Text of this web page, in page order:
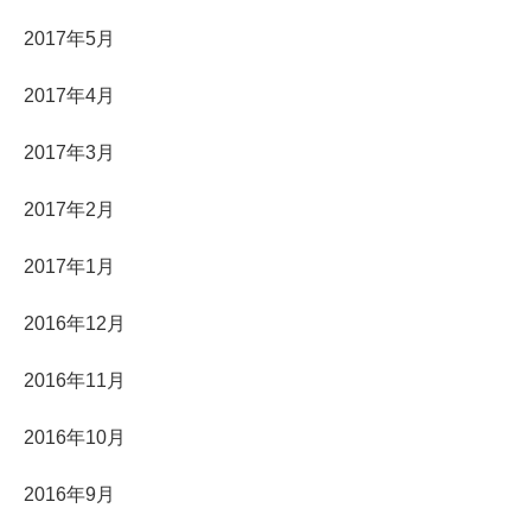
2017年5月
2017年4月
2017年3月
2017年2月
2017年1月
2016年12月
2016年11月
2016年10月
2016年9月